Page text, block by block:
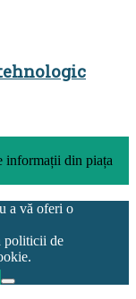
informații din piața
a vă oferi o
politicii de